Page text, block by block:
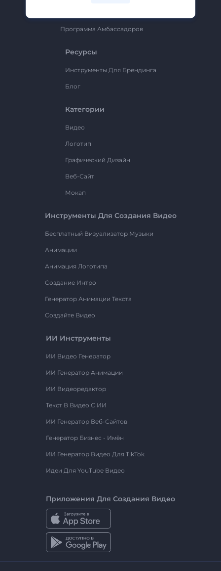
Программа Амбассадоров
Ресурсы
Инструменты Для Брендинга
Блог
Категории
Видео
Логотип
Графический Дизайн
Веб-Сайт
Мокап
Инструменты Для Создания Видео
Бесплатный Визуализатор Музыки
Анимации
Анимация Логотипа
Создание Интро
Генератор Анимации Текста
Создайте Видео
ИИ Инструменты
ИИ Видео Генератор
ИИ Генератор Анимации
ИИ Видеоредактор
Текст В Видео С ИИ
ИИ Генератор Веб-Сайтов
Генератор Бизнес - Имён
ИИ Генератор Видео Для TikTok
Идеи Для YouTube Видео
Приложения Для Создания Видео